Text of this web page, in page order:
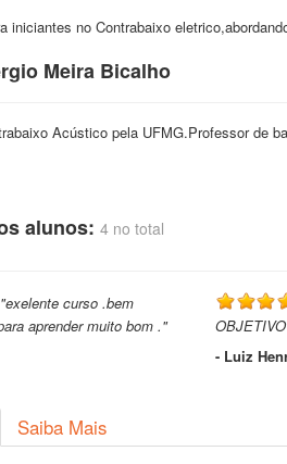
iniciantes no Contrabaixo
Meira Bicalho
Acústico pela UFMG.Professor de
alunos: 4 no total
"exelente curso .bem
aprender muito bom ."
- Luiz
Saiba Mais